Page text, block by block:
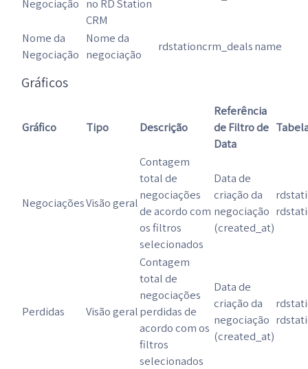
Negociação no RD Station
CRM
Nome da
Negociação
Nome da
negociação
rdstationcrm_dealsname
Gráficos
Gráfico Tipo Descrição
Referência
de Filtro de
Data
NegociaçõesVisão geral
Contagem
total de
negociações
de acordo com
os filtros
selecionados
Data de
criação da
negociação
(created_at)
Perdidas Visão geral
Contagem
total de
negociações
perdidas de
acordo com os
filtros
selecionados
Data de
criação da
negociação
(created_at)